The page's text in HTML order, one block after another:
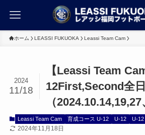
ホーム LEASSI FUKUOKA Leassi Team Cam
【Leassi Team
12First,Second全
（2024.10.14,19,27
2024
11/18
Leassi Team Cam 育成コース U-12 U-12 U-
2024年11月18日